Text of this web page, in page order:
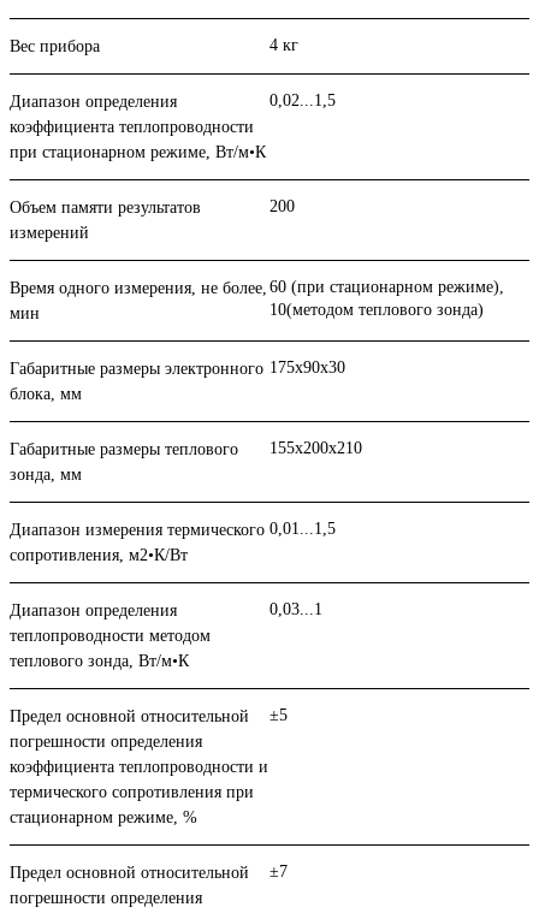
Вес прибора 4 кг
Диапазон определения
коэффициента теплопроводности
при стационарном режиме, Вт/м•К
0,02...1,5
Объем памяти результатов
измерений
200
Время одного измерения, не более,
мин
60 (при стационарном режиме),
10(методом теплового зонда)
Габаритные размеры электронного
блока, мм
175х90х30
Габаритные размеры теплового
зонда, мм
155х200х210
Диапазон измерения термического
сопротивления, м2•К/Вт
0,01...1,5
Диапазон определения
теплопроводности методом
теплового зонда, Вт/м•К
0,03...1
Предел основной относительной
погрешности определения
коэффициента теплопроводности и
термического сопротивления при
стационарном режиме, %
±5
Предел основной относительной
погрешности определения
±7